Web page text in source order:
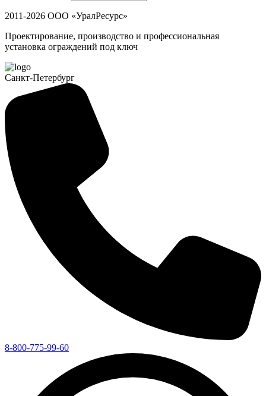
2011-2026 ООО «УралРесурс»
Проектирование, производство и профессиональная
установка ограждений под ключ
Санкт-Петербург
8-800-775-99-60